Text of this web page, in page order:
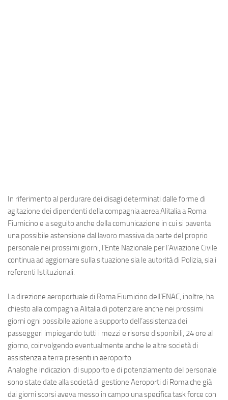
Industria
Eventi
In riferimento al perdurare dei disagi determinati dalle forme di
agitazione dei dipendenti della compagnia aereaAlitaliaaRoma
Fiumicino e a seguito anche della comunicazione in cui si paventa
una possibile astensione dal lavoro massiva da parte del proprio
personale nei prossimi giorni, l’Ente Nazionale per l’Aviazione Civile
continua ad aggiornare sulla situazione sia le autorità di Polizia, sia i
referenti Istituzionali.
La direzione aeroportuale di Roma Fiumicino dell’ENAC, inoltre, ha
chiesto alla compagnia Alitalia di potenziare anche nei prossimi
giorni ogni possibile azione a supporto dell’assistenza dei
passeggeri impiegando tutti i mezzi e risorse disponibili, 24 ore al
giorno, coinvolgendo eventualmente anche le altre società di
assistenza a terra presenti in aeroporto.
Analoghe indicazioni di supporto e di potenziamento del personale
sono state date alla società di gestione Aeroporti di Roma che già
dai giorni scorsi aveva messo in campo una specifica task force con